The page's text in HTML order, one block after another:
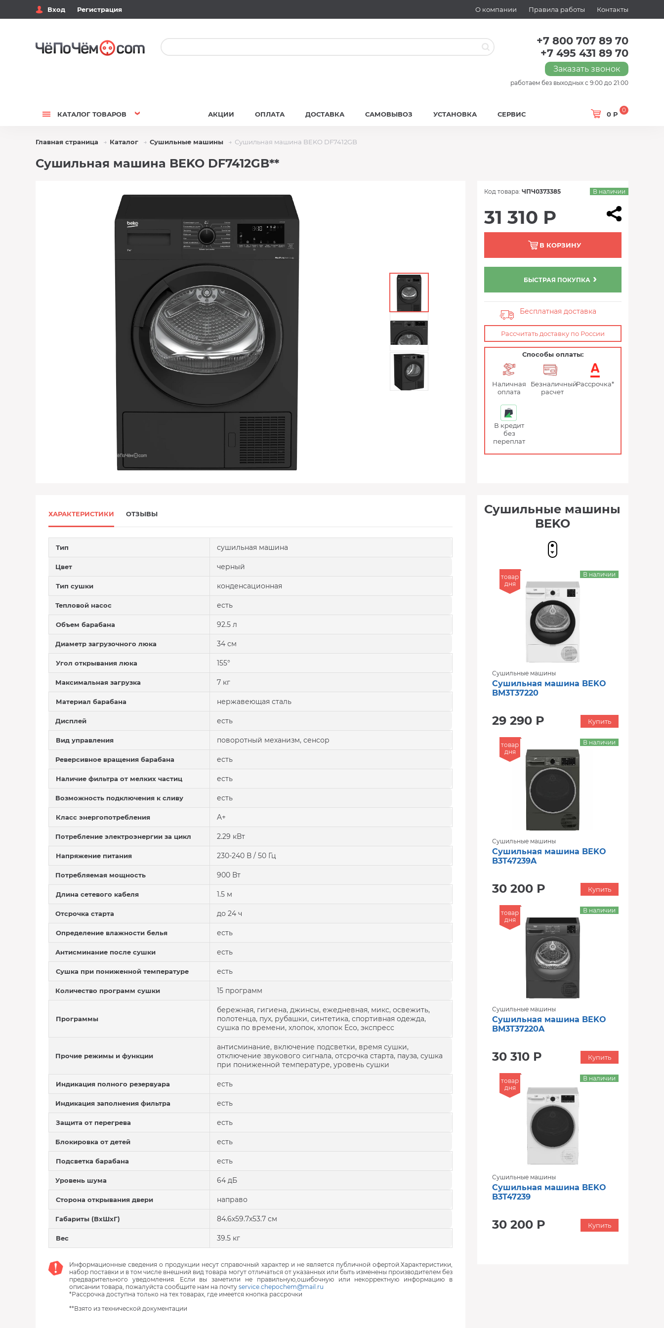
Вход Регистрация О компании Правила работы Контакты
+7 800 707 89 70
+7 495 431 89 70
Заказать звонок
работаем без выходных с 9:00 до 21:00
КАТАЛОГ ТОВАРОВ 0 Р
0
АКЦИИ ОПЛАТА ДОСТАВКА САМОВЫВОЗ УСТАНОВКА СЕРВИС
Главная страница Каталог Сушильные машины Сушильная машина BEKO DF7412GB
Сушильная машина BEKO DF7412GB**
Код товара: ЧПЧ0373385 В наличии
31 310 Р
В КОРЗИНУ
БЫСТРАЯ ПОКУПКА
Бесплатная доставка
Рассчитать доставку по России
Способы оплаты:
Наличная
оплата
Безналичный
расчет
Рассрочка*
В кредит
без
переплат
ХАРАКТЕРИСТИКИ ОТЗЫВЫ
Тип сушильная машина
Цвет черный
Тип сушки конденсационная
Тепловой насос есть
Объем барабана 92.5 л
Диаметр загрузочного люка 34 см
Угол открывания люка 155°
Максимальная загрузка 7 кг
Материал барабана нержавеющая сталь
Дисплей есть
Вид управления поворотный механизм, сенсор
Реверсивное вращения барабана есть
Наличие фильтра от мелких частиц есть
Возможность подключения к сливу есть
Класс энергопотребления A+
Потребление электроэнергии за цикл 2.29 кВт
Напряжение питания 230-240 В / 50 Гц
Потребляемая мощность 900 Вт
Длина сетевого кабеля 1.5 м
Отсрочка старта до 24 ч
Определение влажности белья есть
Антисминание после сушки есть
Сушка при пониженной температуре есть
Количество программ сушки 15 программ
Программы
бережная, гигиена, джинсы, ежедневная, микс, освежить,
полотенца, пух, рубашки, синтетика, спортивная одежда,
сушка по времени, хлопок, хлопок Eco, экспресс
Прочие режимы и функции
антисминание, включение подсветки, время сушки,
отключение звукового сигнала, отсрочка старта, пауза, сушка
при пониженной температуре, уровень сушки
Индикация полного резервуара есть
Индикация заполнения фильтра есть
Защита от перегрева есть
Блокировка от детей есть
Подсветка барабана есть
Уровень шума 64 дБ
Сторона открывания двери направо
Габариты (ВхШхГ) 84.6х59.7х53.7 см
Вес 39.5 кг
Информационные сведения о продукции несут справочный характер и не является публичной офертой.Характеристики,
набор поставки и в том числе внешний вид товара могут отличаться от указанных или быть изменены производителем без
предварительного уведомления. Если вы заметили не правильную,ошибочную или некорректную информацию в
описании товара, пожалуйста сообщите нам на почту service.chepochem@mail.ru
*Рассрочка доступна только на тех товарах, где имеется кнопка рассрочки
**Взято из технической документации
Сушильные машины
BEKO
товар
дня
Сушильные машины
Сушильная машина BEKO
BM3T37220
29 290 Р
В наличии
Купить
товар
дня
Сушильные машины
Сушильная машина BEKO
B3T47239A
30 200 Р
В наличии
Купить
товар
дня
Сушильные машины
Сушильная машина BEKO
BM3T37220A
30 310 Р
В наличии
Купить
товар
дня
Сушильные машины
Сушильная машина BEKO
B3T47239
30 200 Р
В наличии
Купить